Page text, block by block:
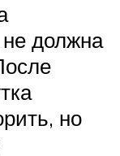
не должна
но